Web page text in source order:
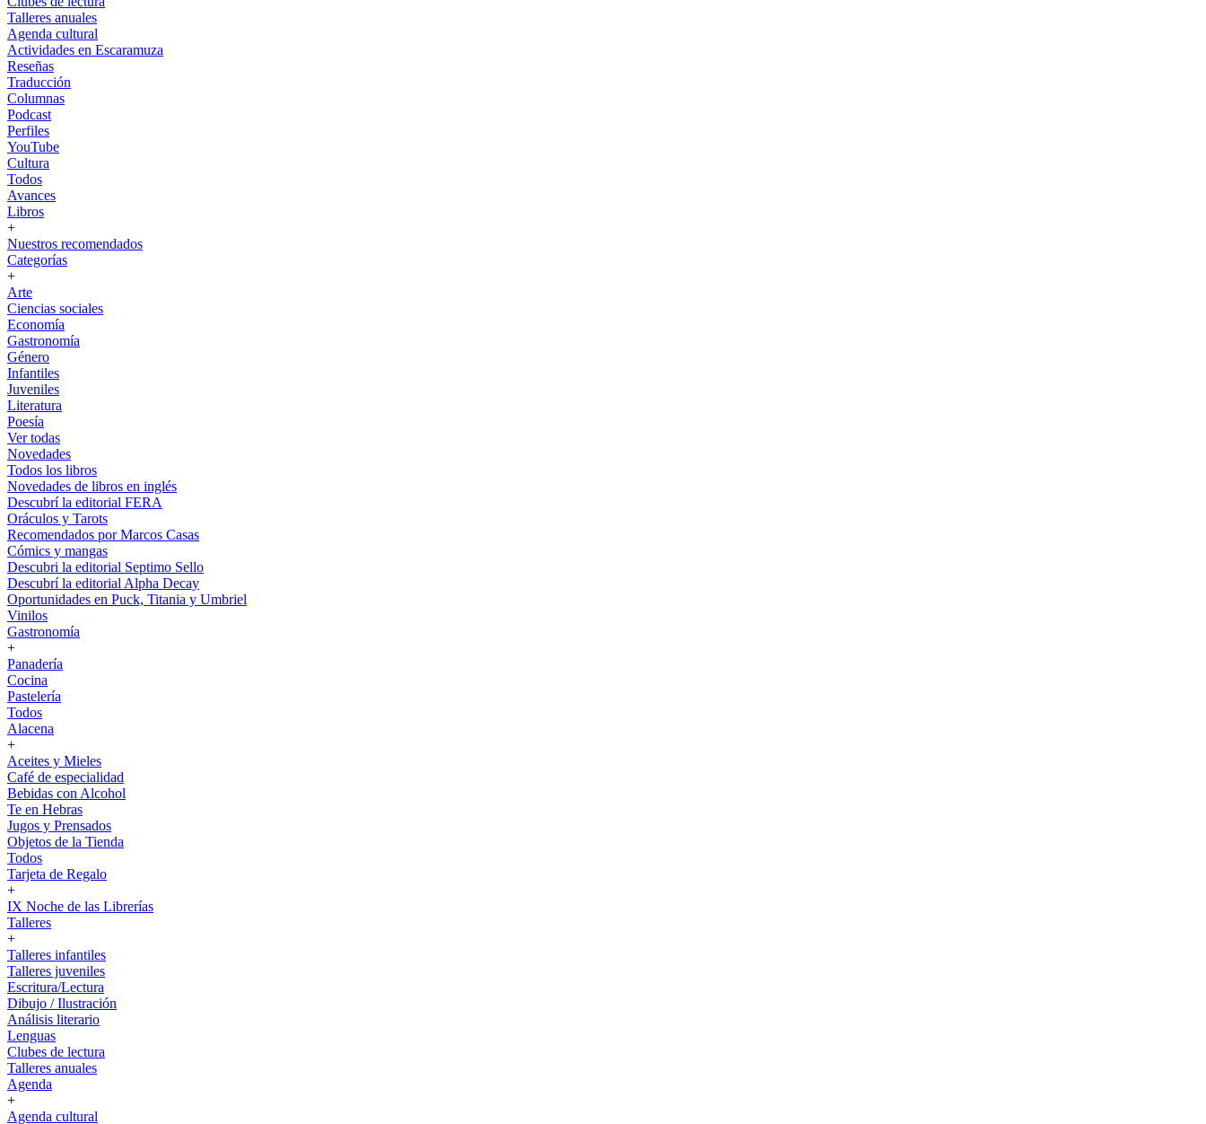
Talleres anuales
Agenda cultural
Actividades en Escaramuza
Reseñas
Traducción
Columnas
Podcast
Perfiles
YouTube
Cultura
Todos
Avances
Libros
+
Nuestros recomendados
Categorías
+
Arte
Ciencias sociales
Economía
Gastronomía
Género
Infantiles
Juveniles
Literatura
Poesía
Ver todas
Novedades
Todos los libros
Novedades de libros en inglés
Descubrí la editorial FERA
Oráculos y Tarots
Recomendados por Marcos Casas
Cómics y mangas
Descubri la editorial Septimo Sello
Descubrí la editorial Alpha Decay
Oportunidades en Puck, Titania y Umbriel
Vinilos
Gastronomía
+
Panadería
Cocina
Pastelería
Todos
Alacena
+
Aceites y Mieles
Café de especialidad
Bebidas con Alcohol
Te en Hebras
Jugos y Prensados
Objetos de la Tienda
Todos
Tarjeta de Regalo
+
IX Noche de las Librerías
Talleres
+
Talleres infantiles
Talleres juveniles
Escritura/Lectura
Dibujo / Ilustración
Análisis literario
Lenguas
Clubes de lectura
Talleres anuales
Agenda
+
Agenda cultural